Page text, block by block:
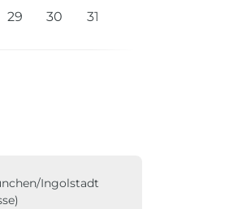
29 30 31
Ingolstadt